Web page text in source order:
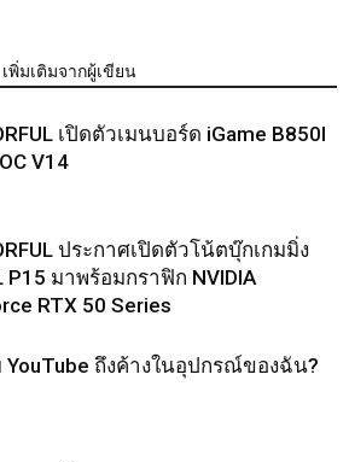
เพิ่มเติมจากผู้เขียน
เปิดตัวเมนบอร์ด iGame B850I
V14
ประกาศเปิดตัวโน้ตบุ๊กเกมมิ่ง
P15 มาพร้อมกราฟิก NVIDIA
RTX 50 Series
YouTube ถึงค้างในอุปกรณ์ของฉัน?